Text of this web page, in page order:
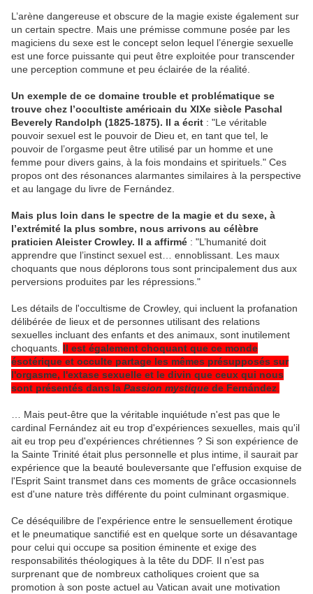
L’arène dangereuse et obscure de la magie existe également sur
un certain spectre. Mais une prémisse commune posée par les
magiciens du sexe est le concept selon lequel l’énergie sexuelle
est une force puissante qui peut être exploitée pour transcender
une perception commune et peu éclairée de la réalité.
Un exemple de ce domaine trouble et problématique se
trouve chez l’occultiste américain du XIXe siècle Paschal
Beverely Randolph (1825-1875). Il a écrit : "Le véritable
pouvoir sexuel est le pouvoir de Dieu et, en tant que tel, le
pouvoir de l’orgasme peut être utilisé par un homme et une
femme pour divers gains, à la fois mondains et spirituels." Ces
propos ont des résonances alarmantes similaires à la perspective
et au langage du livre de Fernández.
Mais plus loin dans le spectre de la magie et du sexe, à
l’extrémité la plus sombre, nous arrivons au célèbre
praticien Aleister Crowley. Il a affirmé : "L’humanité doit
apprendre que l’instinct sexuel est… ennoblissant. Les maux
choquants que nous déplorons tous sont principalement dus aux
perversions produites par les répressions."
Les détails de l'occultisme de Crowley, qui incluent la profanation
délibérée de lieux et de personnes utilisant des relations
sexuelles incluant des enfants et des animaux, sont inutilement
choquants. Il est également choquant que ce monde
ésotérique et occulte partage les mêmes présupposés sur
l'orgasme, l'extase sexuelle et le divin que ceux qui nous
sont présentés dans la Passion mystique de Fernández
… Mais peut-être que la véritable inquiétude n'est pas que le
cardinal Fernández ait eu trop d'expériences sexuelles, mais qu'il
ait eu trop peu d'expériences chrétiennes ? Si son expérience de
la Sainte Trinité était plus personnelle et plus intime, il saurait par
expérience que la beauté bouleversante que l'effusion exquise de
l'Esprit Saint transmet dans ces moments de grâce occasionnels
est d'une nature très différente du point culminant orgasmique.
Ce déséquilibre de l'expérience entre le sensuellement érotique
et le pneumatique sanctifié est en quelque sorte un désavantage
pour celui qui occupe sa position éminente et exige des
responsabilités théologiques à la tête du DDF. Il n’est pas
surprenant que de nombreux catholiques croient que sa
promotion à son poste actuel au Vatican avait une motivation